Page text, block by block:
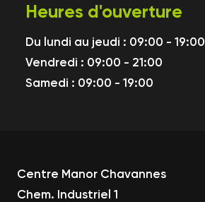
Heures d'ouverture
Du lundi au jeudi : 09:00 - 19:00
Vendredi : 09:00 - 21:00
Samedi : 09:00 - 19:00
Centre Manor Chavannes
Chem. Industriel 1